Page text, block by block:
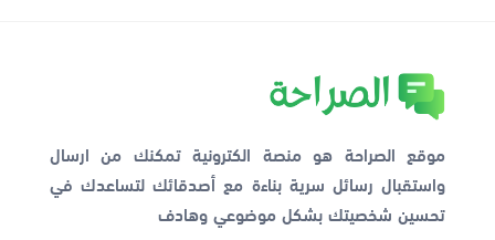
موقع الصراحة هو منصة الكترونية تمكنك من ارسال
واستقبال رسائل سرية بناءة مع أصدقائك لتساعدك في
تحسين شخصيتك بشكل موضوعي وهادف